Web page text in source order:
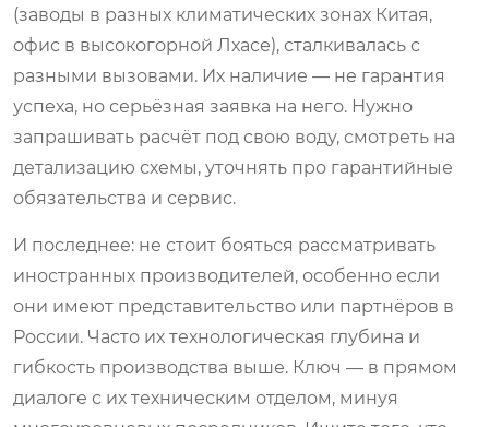
(заводы в разных климатических зонах Китая,
офис в высокогорной Лхасе), сталкивалась с
разными вызовами. Их наличие — не гарантия
успеха, но серьёзная заявка на него. Нужно
запрашивать расчёт под свою воду, смотреть на
детализацию схемы, уточнять про гарантийные
обязательства и сервис.
И последнее: не стоит бояться рассматривать
иностранных производителей, особенно если
они имеют представительство или партнёров в
России. Часто их технологическая глубина и
гибкость производства выше. Ключ — в прямом
диалоге с их техническим отделом, минуя